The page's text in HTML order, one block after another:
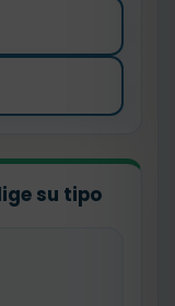
su tipo